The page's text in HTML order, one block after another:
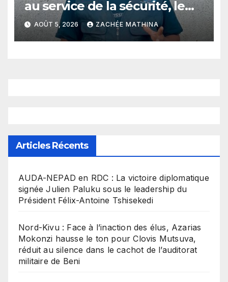
au service de la sécurité, le
plaidoyer fort du jeune leader
Dieume Mutumwa à
Mambasa
AOÛT 5, 2026 ZACHÉE MATHINA
Articles Récents
​AUDA-NEPAD en RDC : La victoire diplomatique
signée Julien Paluku sous le leadership du
Président Félix-Antoine Tshisekedi
Nord-Kivu : Face à l’inaction des élus, Azarias
Mokonzi hausse le ton pour Clovis Mutsuva,
réduit au silence dans le cachot de l’auditorat
militaire de Beni